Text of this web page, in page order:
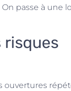
On passe à une
risques
ouvertures